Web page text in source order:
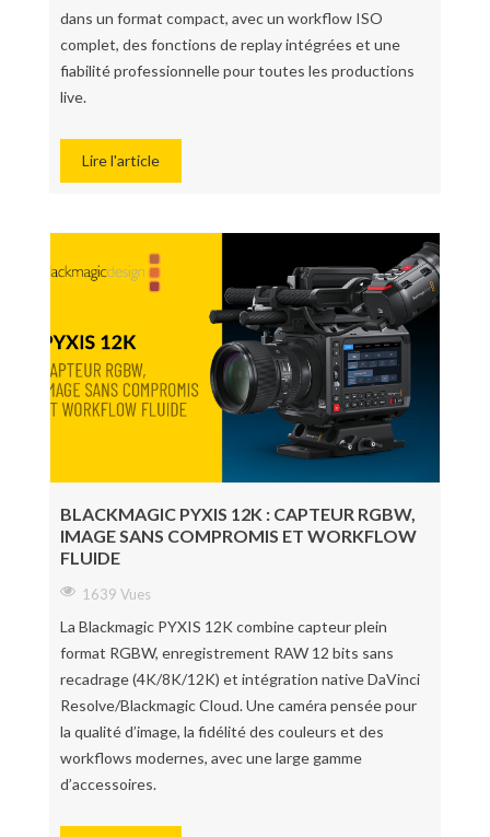
dans un format compact, avec un workflow ISO
complet, des fonctions de replay intégrées et une
fiabilité professionnelle pour toutes les productions
live.
Lire l'article
BLACKMAGIC PYXIS 12K : CAPTEUR RGBW,
IMAGE SANS COMPROMIS ET WORKFLOW
FLUIDE
1639 Vues
La Blackmagic PYXIS 12K combine capteur plein
format RGBW, enregistrement RAW 12 bits sans
recadrage (4K/8K/12K) et intégration native DaVinci
Resolve/Blackmagic Cloud. Une caméra pensée pour
la qualité d’image, la fidélité des couleurs et des
workflows modernes, avec une large gamme
d’accessoires.